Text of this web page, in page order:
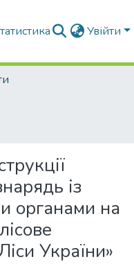
Увійти
із
органами на
України»